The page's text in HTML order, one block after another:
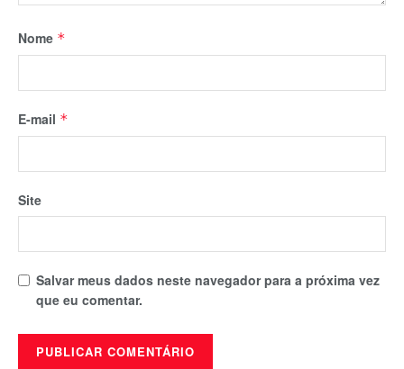
Nome *
E-mail *
Site
Salvar meus dados neste navegador para a próxima vez
que eu comentar.